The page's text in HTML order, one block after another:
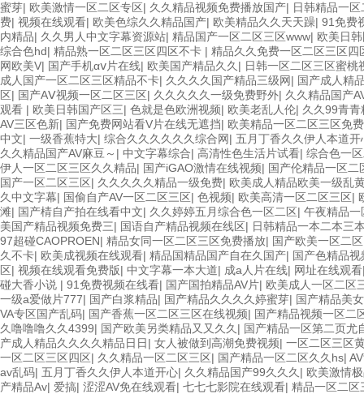
蜜芽| 欧美激情一区二区专区| 久久精品视频免费播放国产| 日韩精品一
费| 视频在线观看| 欧美色综久久精品国产| 欧美精品久久天天躁| 91免费
内精品| 久久男人中文字幕资源站| 精品国产一区二区三区www| 欧美日
综合色hd| 精品熟一区二区三区四区不卡 | 精品久久免费一区二区三区四
网欧美V| 国产手机αⅴ片在线| 欧美国产精品久久 | 日韩一区二区三区蜜桃
成人国产一区二区三区精品不卡| 久久久久国产精品三级网| 国产成人精
区| 国产AⅤ视频一区二区三区| 久久久久久一级免费野外| 久久精品国产
观看 | 欧美日韩国产区三| 色就是色欧洲视频| 欧美老乱人伦| 久久99青
AV三区色新| 国产免费网站看V片在线无遮挡| 欧美精品一区二区三区免
中文| 一级香蕉特大| 综合久久久久久久综合网| 五月丁香久久伊人本道开
久久精品国产AV麻豆～ | 中文字幕综合| 高清性色生活片试看| 综合色一
伊人一区二区三区久久精品| 国产iGAO激情在线视频| 国产伦精品一区
国产一区二区三区| 久久久久久精品一级免费| 欧美成人精品欧美一级乱
久中文字幕| 国偷自产AV一区二区三区| 色视频| 欧美高清一区二区三区|
滩| 国产棈自产拍在线看中文| 久久婷婷五月综合色一区二区| 午夜精品一
美国产精品视频免费三| 国语自产精品视频在线区| 日韩精品一本二本三
97超碰CAOPROEN| 精品女同一区二区三区免费播放| 国产欧美一区二区
久不卡| 欧美成视频在线观看| 精品国精品国产自在久国产| 国产色精品视
区| 视频在线观看免费版| 中文字幕一本大道| 成a人片在线| 网址在线观看
碰大香小说 | 91免费视频在线看| 国产国拍精品AV片| 欧美成人一区二区
一级a爱做片777| 国产白浆精品| 国产精品久久久久婷蜜芽| 国产精品美
VA专区国产乱码| 国产香蕉一区二区三区在线视频| 国产精品视频一区二
久噜噜噜久久4399| 国产欧美另类精品又又久久 | 国产精品一区第二页尤
产成人精品久久久久精品日日| 女人被做到高潮免费视频| 一区二区三区
一区二区三区四区| 久久精品一区二区三区| 国产精品一区二区久久hs|
av乱码| 五月丁香久久伊人本道开心| 久久精品国产99久久久 | 欧美激情
产精品Av| 爱搞| 涩涩AV免在线观看| 七七七影院在线观看| 精品一区二区